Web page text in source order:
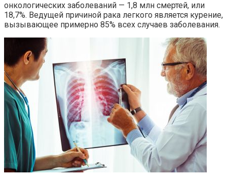
онкологических заболеваний — 1,8 млн смертей, или
18,7%. Ведущей причиной рака легкого является курение,
вызывающее примерно 85% всех случаев заболевания.